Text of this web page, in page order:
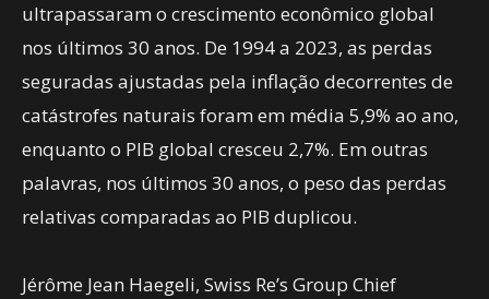
ultrapassaram o crescimento econômico global
nos últimos 30 anos. De 1994 a 2023, as perdas
seguradas ajustadas pela inflação decorrentes de
catástrofes naturais foram em média 5,9% ao ano,
enquanto o PIB global cresceu 2,7%. Em outras
palavras, nos últimos 30 anos, o peso das perdas
relativas comparadas ao PIB duplicou.
Jérôme Jean Haegeli, Swiss Re’s Group Chief